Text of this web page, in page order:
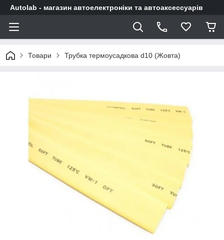
Autolab - магазин автоелектроніки та автоаксессуарів
Товари Трубка термоусадкова d10 (Жовта)